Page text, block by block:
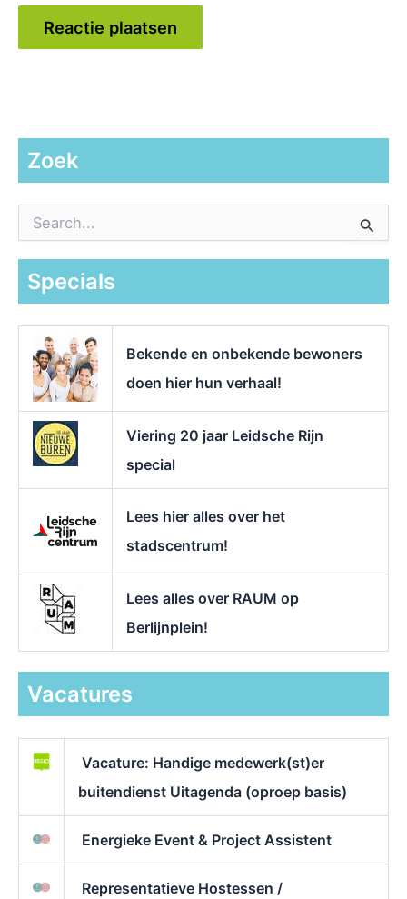
Zoek
a
Specials
Bekende en onbekende bewoners
doen hier hun verhaal!
Viering 20 jaar Leidsche Rijn
special
Lees hier alles over het
stadscentrum!
Lees alles over RAUM op
Berlijnplein!
Vacatures
Vacature: Handige medewerk(st)er
buitendienst Uitagenda (oproep basis)
Energieke Event & Project Assistent
Representatieve Hostessen /